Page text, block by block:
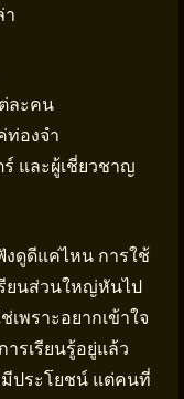
า
ละคน
ท่องจำ
และผู้เชี่ยวชาญ
งดูดีแค่ไหน การใช้
รียนส่วนใหญ่หันไป
เพราะอยากเข้าใจ
รเรียนรู้อยู่แล้ว
มีประโยชน์ แต่คนที่